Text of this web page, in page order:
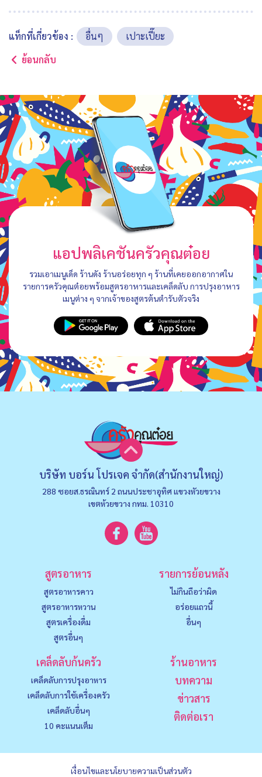
แท็กที่เกี่ยวข้อง : อื่นๆ
เปาะเปี๊ยะ
ย้อนกลับ
แอปพลิเคชันครัวคุณต๋อย
รวมเอาเมนูเด็ด ร้านดัง ร้านอร่อยทุก ๆ ร้านที่เคยออกอากาศใน
รายการครัวคุณต๋อยพร้อมสูตรอาหารและเคล็ดลับ การปรุงอาหาร
เมนูต่าง ๆ จากเจ้าของสูตรต้นตำรับตัวจริง
บริษัท บอร์น โปรเจค จำกัด(สำนักงานใหญ่)
288 ซอยส.ธรณินทร์ 2 ถนนประชาอุทิศ แขวงหัวยขวาง
เขตห้วยขวาง กทม. 10310
สูตรอาหาร
สูตรอาหารคาว
สูตรอาหารหวาน
สูตรเครื่องดื่ม
สูตรอื่นๆ
รายการย้อนหลัง
ไม่กินถือว่าผิด
อร่อยแถวนี้
อื่นๆ
เคล็ดลับก้นครัว
เคล็ดลับการปรุงอาหาร
เคล็ดลับการใช้เครื่องครัว
เคล็ดลับอื่นๆ
10 คะแนนเต็ม
ร้านอาหาร
บทความ
ข่าวสาร
ติดต่อเรา
เงื่อนไขและนโยบายความเป็นส่วนตัว